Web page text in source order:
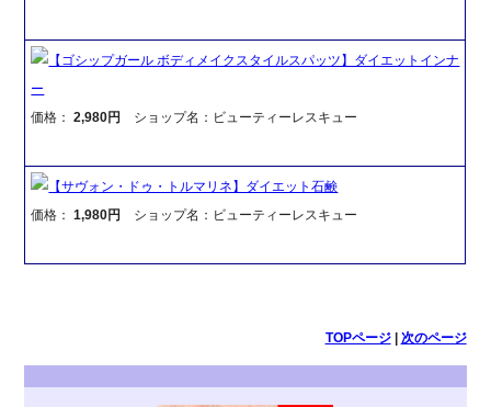
【ゴシップガール ボディメイクスタイルスパッツ】ダイエットインナ
ー
価格：2,980円 ショップ名：ビューティーレスキュー
【サヴォン・ドゥ・トルマリネ】ダイエット石鹸
価格：1,980円 ショップ名：ビューティーレスキュー
TOPページ| 次のページ